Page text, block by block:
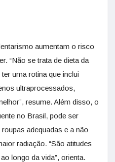
aumentam o risco
“Não se trata de dieta da
uma rotina que inclui
ultraprocessados,
resume. Além disso, o
no Brasil, ​​pode​​ ser
adequadas e a não
radiação. “São atitudes
longo da vida”, orienta.